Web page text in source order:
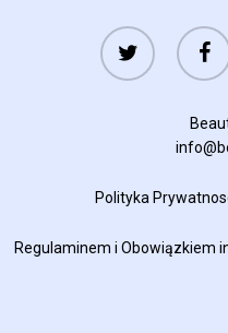
twitter
Polityka
Regulaminem iObowiązkiem